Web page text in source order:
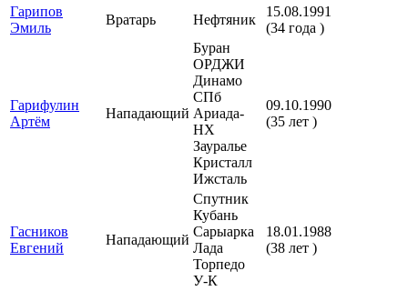
Гарипов
Эмиль
Вратарь Нефтяник
15.08.1991
(34 года )
Гарифулин
Артём
Нападающий
Буран
ОРДЖИ
Динамо
СПб
Ариада-
НХ
Зауралье
Кристалл
Ижсталь
09.10.1990
(35 лет )
Гасников
Евгений
Нападающий
Спутник
Кубань
Сарыарка
Лада
Торпедо
У-К
18.01.1988
(38 лет )